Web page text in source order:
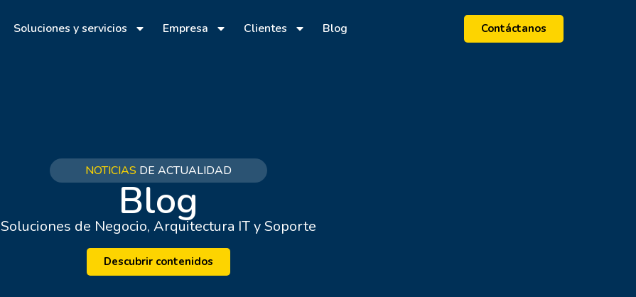
Soluciones y servicios Empresa Clientes Blog Contáctanos
NOTICIAS DE ACTUALIDAD
Blog
Soluciones de Negocio, Arquitectura IT y Soporte
Descubrir contenidos